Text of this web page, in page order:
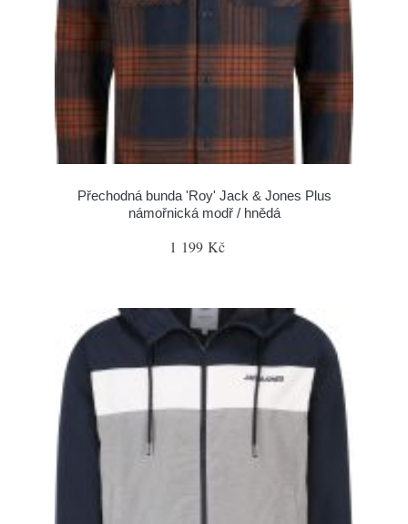
Přechodná bunda 'Roy' Jack & Jones Plus
námořnická modř / hnědá
1 199 Kč